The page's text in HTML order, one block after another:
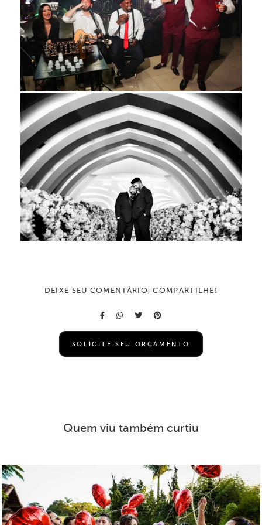
DEIXE SEU COMENTÁRIO, COMPARTILHE!
SOLICITE SEU ORÇAMENTO
Quem viu também curtiu